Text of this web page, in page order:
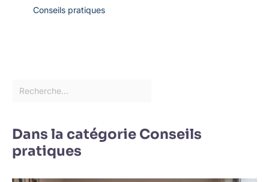
Conseils pratiques
Dans la catégorie Conseils
pratiques